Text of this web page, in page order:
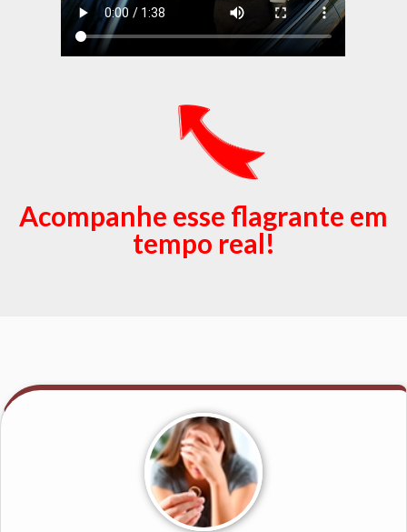
Acompanhe esse flagrante em
tempo real!